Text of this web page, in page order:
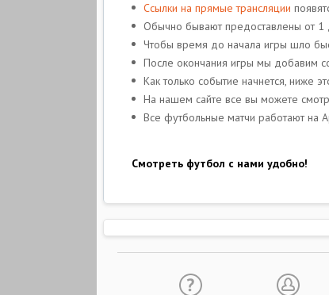
Ссылки на прямые трансляции
Обычно бывают предоставлены от 1
Чтобы время до начала игры шло
После окончания игры мы добавим
Как только событие начнется, ниже
На нашем сайте все вы можете
Все футбольные матчи работают на
Смотреть футбол с нами удобно!